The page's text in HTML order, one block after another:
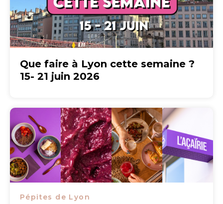
Que faire à Lyon cette semaine ?
15- 21 juin 2026
Pépites de Lyon